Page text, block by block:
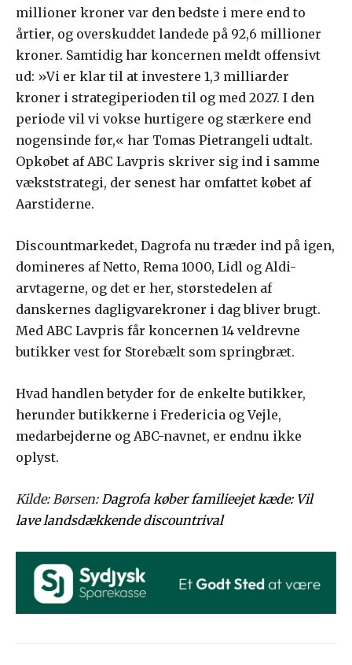
millioner kroner var den bedste i mere end to
årtier, og overskuddet landede på 92,6 millioner
kroner. Samtidig har koncernen meldt offensivt
ud: »Vi er klar til at investere 1,3 milliarder
kroner i strategiperioden til og med 2027. I den
periode vil vi vokse hurtigere og stærkere end
nogensinde før,« har Tomas Pietrangeli udtalt.
Opkøbet af ABC Lavpris skriver sig ind i samme
vækststrategi, der senest har omfattet købet af
Aarstiderne.
Discountmarkedet, Dagrofa nu træder ind på igen,
domineres af Netto, Rema 1000, Lidl og Aldi-
arvtagerne, og det er her, størstedelen af
danskernes dagligvarekroner i dag bliver brugt.
Med ABC Lavpris får koncernen 14 veldrevne
butikker vest for Storebælt som springbræt.
Hvad handlen betyder for de enkelte butikker,
herunder butikkerne i Fredericia og Vejle,
medarbejderne og ABC-navnet, er endnu ikke
oplyst.
Kilde: Børsen: Dagrofa køber familieejet kæde: Vil
lave landsdækkende discountrival